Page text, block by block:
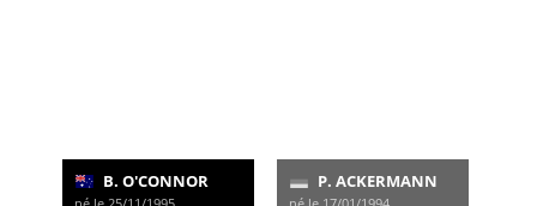
B. O'CONNOR P. ACKERMANN